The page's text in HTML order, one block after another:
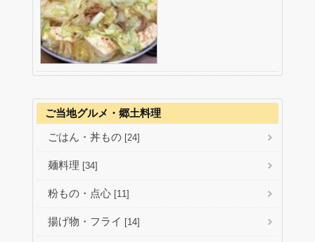
ご当地グルメ・郷土料理
ごはん・丼もの [24]
麺料理 [34]
粉もの・点心 [11]
揚げ物・フライ [14]